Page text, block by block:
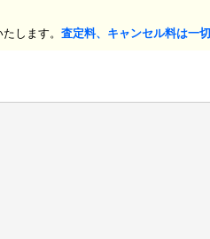
たします。 査定料、キャンセル料は一